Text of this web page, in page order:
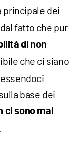
dei
fatto che pur
di non
che ci siano
base dei
ci sono mai